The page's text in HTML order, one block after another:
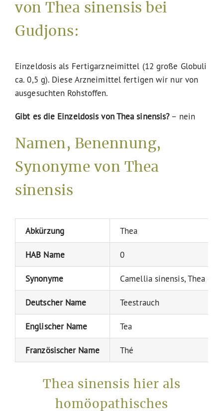
von Thea sinensis bei
Gudjons:
Einzeldosis als Fertigarzneimittel (12 große Globuli
ca. 0,5 g). Diese Arzneimittel fertigen wir nur von
ausgesuchten Rohstoffen.
Gibt es die Einzeldosis von Thea sinensis?– nein
Namen, Benennung,
Synonyme von Thea
sinensis
Abkürzung Thea
HAB Name 0
Synonyme Camellia sinensis, Thea
Deutscher Name Teestrauch
Englischer Name Tea
Französischer Name Thé
Thea sinensis hier als
homöopathisches